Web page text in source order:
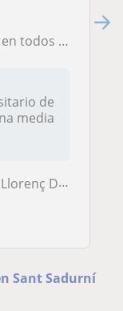
para aprender
de
Torrelavit
Sant Sadurní